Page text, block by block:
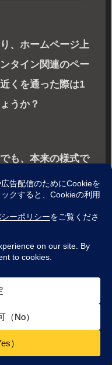
、ホームページ上
タイン関連のペー
くを通った際は1
うか？
も、本来の様式で
も、たとえ自分用
けの限定メニュー
で、言われるまで
食
トップ サイドバー